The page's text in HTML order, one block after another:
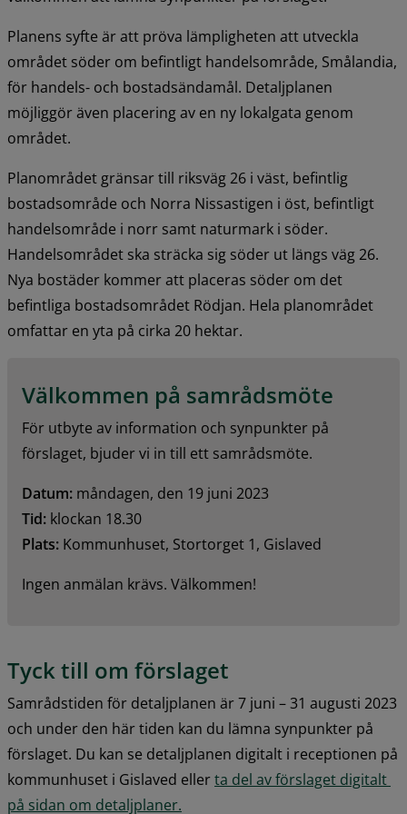
Planens syfte är att pröva lämpligheten att utveckla
området söder om befintligt handelsområde, Smålandia,
för handels- och bostadsändamål. Detaljplanen
möjliggör även placering av en ny lokalgata genom
området.
Planområdet gränsar till riksväg 26 i väst, befintlig
bostadsområde och Norra Nissastigen i öst, befintligt
handelsområde i norr samt naturmark i söder.
Handelsområdet ska sträcka sig söder ut längs väg 26.
Nya bostäder kommer att placeras söder om det
befintliga bostadsområdet Rödjan. Hela planområdet
omfattar en yta på cirka 20 hektar.
Välkommen på samrådsmöte
För utbyte av information och synpunkter på
förslaget, bjuder vi in till ett samrådsmöte.
Datum: måndagen, den 19 juni 2023
Tid: klockan 18.30
Plats: Kommunhuset, Stortorget 1, Gislaved
Ingen anmälan krävs. Välkommen!
Tyck till om förslaget
Samrådstiden för detaljplanen är 7 juni – 31 augusti 2023
och under den här tiden kan du lämna synpunkter på
förslaget. Du kan se detaljplanen digitalt i receptionen på
kommunhuset i Gislaved eller ta del av förslaget digitalt
på sidan om detaljplaner.